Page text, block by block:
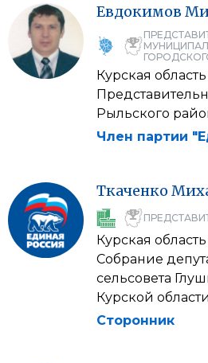
Евдокимов
Курская область
Рыльского
Член партии
Ткаченко
Курская область
Собрание
сельсовета
Курской области
Сторонник